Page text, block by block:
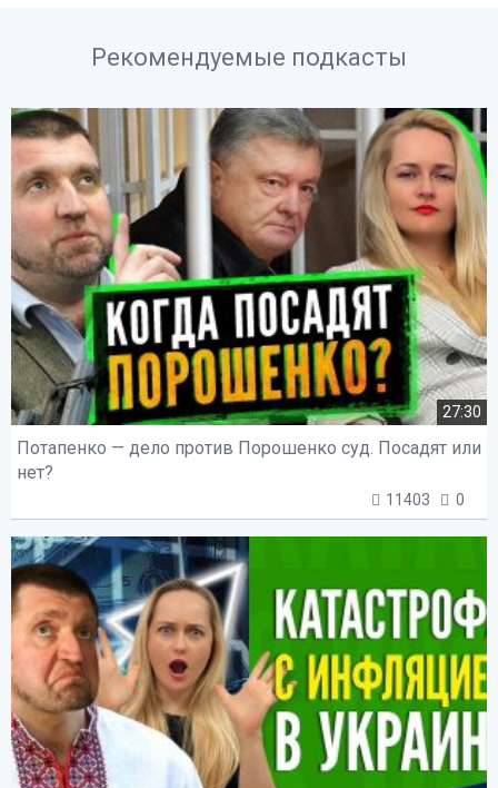
Рекомендуемые подкасты
27:30
Потапенко — дело против Порошенко суд. Посадят или
нет?
11403 0